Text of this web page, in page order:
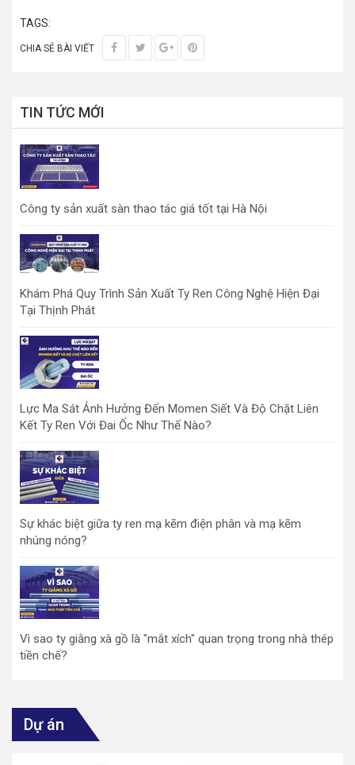
TAGS:
CHIA SẺ BÀI VIẾT
TIN TỨC MỚI
Công ty sản xuất sàn thao tác giá tốt tại Hà Nội
Khám Phá Quy Trình Sản Xuất Ty Ren Công Nghệ Hiện Đại
Tại Thịnh Phát
Lực Ma Sát Ảnh Hưởng Đến Momen Siết Và Độ Chặt Liên
Kết Ty Ren Với Đai Ốc Như Thế Nào?
Sự khác biệt giữa ty ren mạ kẽm điện phân và mạ kẽm
nhúng nóng?
Vì sao ty giằng xà gồ là "mắt xích" quan trọng trong nhà thép
tiền chế?
Dự án